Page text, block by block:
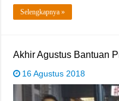
Selengkapnya »
Akhir Agustus Bantuan
16 Agustus 2018